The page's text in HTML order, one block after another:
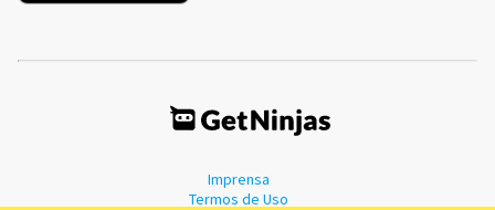
Imprensa
Termos de Uso